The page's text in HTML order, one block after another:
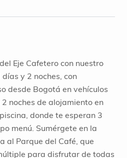
Eje Cafetero con nuestro
y 2 noches, con
desde Bogotá en vehículos
noches de alojamiento en
donde te esperan 3
menú. Sumérgete en la
al Parque del Café, que
para disfrutar de todas